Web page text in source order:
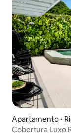
Apartamento ⋅
Cobertura Luxo